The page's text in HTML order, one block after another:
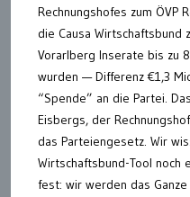
Rechnungshofes zum ÖVP
die Causa Wirtschaftsbund
Vorarlberg Inserate bis zu
wurden — Differenz €1,3
“Spende” an die Partei.
Eisbergs, der
das Parteiengesetz. Wir
Wirtschaftsbund-Tool noch
fest: wir werden das Ganze